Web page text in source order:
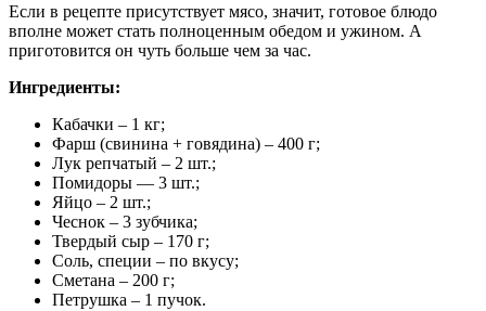
Если в рецепте присутствует мясо, значит, готовое блюдо
вполне может стать полноценным обедом и ужином. А
приготовится он чуть больше чем за час.
Ингредиенты:
Кабачки – 1 кг;
Фарш (свинина + говядина) – 400 г;
Лук репчатый – 2 шт.;
Помидоры — 3 шт.;
Яйцо – 2 шт.;
Чеснок – 3 зубчика;
Твердый сыр – 170 г;
Соль, специи – по вкусу;
Сметана – 200 г;
Петрушка – 1 пучок.